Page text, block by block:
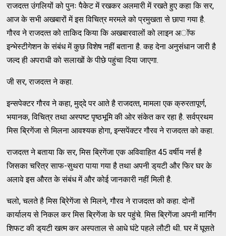
राजदत्‍त उंगलियों को पुनः पैकेट में रखकर अलमारी में रखते हुए कहा कि सर,
आज के सभी अखबारों में इस विचित्र मरमले को प्रमुखता से छापा गया है.
गौरव ने राजदत्‍त को ताकिद किया कि अखबारवालों को लाइन अॉफ
इन्‍भेस्‍टीगेशन के संबंध में कुछ विशेष नहीं बताना है. कह देना अनुसंधान जारी है
जल्‍द ही अपराधी को सलाखों के पीछे पहुंचा दिया जाएगा.
जी सर, राजदत्‍त ने कहा.
इन्‍सपेक्‍टर गौरव ने कहा, मुद्‌दे पर आते है राजदत्‍त, मामला एक क्रुरतापूर्ण,
भयानक, विचित्र तथा अस्‍पष्‍ट पृष्‍ठभूमि की ओर संकेत कर रहा है. सर्वप्रथम
मिस ब्रिगेंजा से मिलना आवश्‍यक होगा, इन्‍सपेंक्‍टर गौरव ने राजदत्‍त को कहा.
राजदत्‍त ने बताया कि सर, मिस ब्रिगेंजा एक अविवाहित 45 वर्षीय नर्स है
जिसका चरित्र साफ-सुथरा पाया गया है तथा अपनी ड्‌यटी और फिर घर के
अलावे इस औरत के संबंध में और कोई जानकारी नहीं मिली है.
चलो, चलते है मिस ब्रिेगेंजा से मिलने, गौरव ने राजदत्‍त को कहा. दोनों
कार्यालय से निकल कर मिस ब्रिगेंजा के घर पहुंचे. मिस ब्रिगेंजा अपनी मार्निंग
शिफट की ड्‌यटी खत्‍म कर अस्‍पताल से आधे घंटे पहले लौटी थी. घर में घूसते